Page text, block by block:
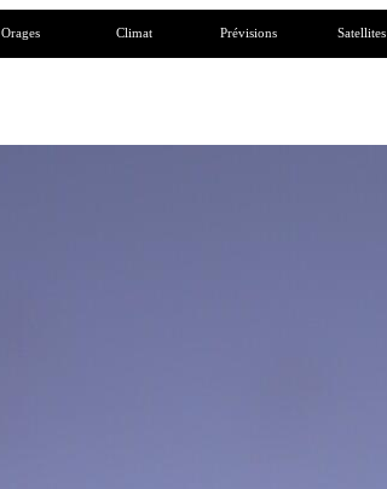
Orages Climat Prévisions Satellites